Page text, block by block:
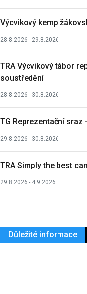
Výcvikový kemp
28.8.2026 - 29.8.2026
TRA Výcvikový tábor
soustředění
28.8.2026 - 30.8.2026
TG Reprezentační sraz
29.8.2026 - 30.8.2026
TRA Simply the best
29.8.2026 - 4.9.2026
Důležité informace